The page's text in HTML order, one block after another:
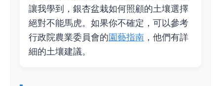
讓我學到，銀杏盆栽如何照顧的土壤選擇
絕對不能馬虎。如果你不確定，可以參考
行政院農業委員會的園藝指南 ，他們有詳
細的土壤建議。